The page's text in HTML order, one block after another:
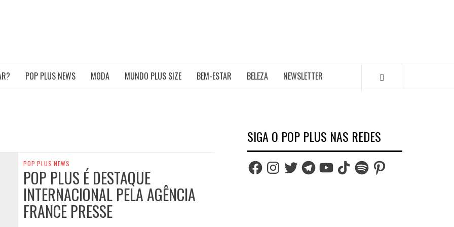
POP PLUS NEWS MODA MUNDO PLUS SIZE BEM-ESTAR BELEZA NEWSLETTER
POP PLUS NEWS
POP PLUS É DESTAQUE
INTERNACIONAL PELA AGÊNCIA
FRANCE PRESSE
SIGA O POP PLUS NAS REDES
FacebookInstagram
TwitterTelegramYouTubeTikTokSpotifyPinterest